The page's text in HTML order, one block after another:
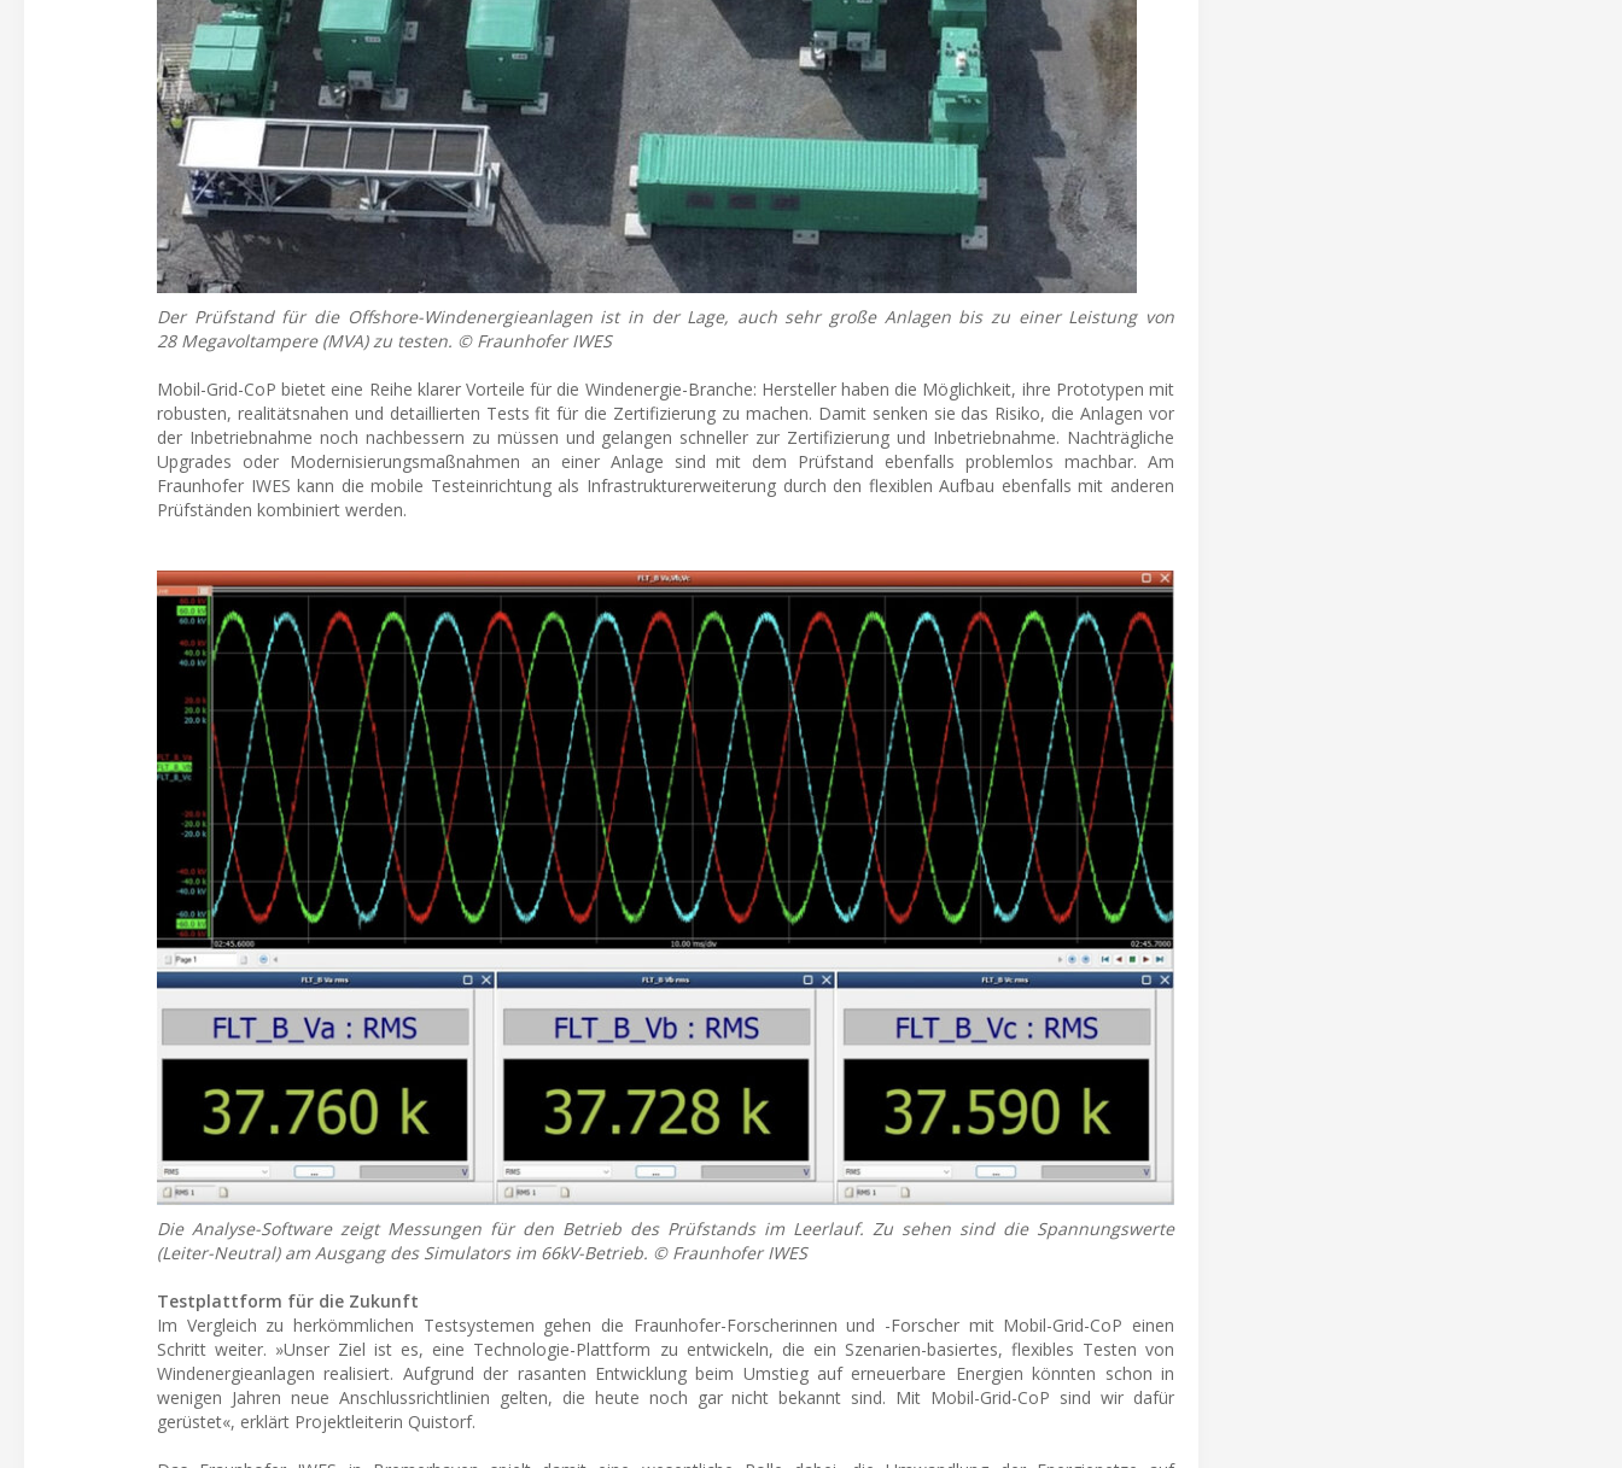
Der Prüfstand für die Offshore-Windenergieanlagen ist in der Lage, auch sehr große Anlagen bis zu einer Leistung von
28 Megavoltampere (MVA) zu testen. © Fraunhofer IWES
Mobil-Grid-CoP bietet eine Reihe klarer Vorteile für die Windenergie-Branche: Hersteller haben die Möglichkeit, ihre Prototypen mit
robusten, realitätsnahen und detaillierten Tests fit für die Zertifizierung zu machen. Damit senken sie das Risiko, die Anlagen vor
der Inbetriebnahme noch nachbessern zu müssen und gelangen schneller zur Zertifizierung und Inbetriebnahme. Nachträgliche
Upgrades oder Modernisierungsmaßnahmen an einer Anlage sind mit dem Prüfstand ebenfalls problemlos machbar. Am
Fraunhofer IWES kann die mobile Testeinrichtung als Infrastrukturerweiterung durch den flexiblen Aufbau ebenfalls mit anderen
Prüfständen kombiniert werden.
Die Analyse-Software zeigt Messungen für den Betrieb des Prüfstands im Leerlauf. Zu sehen sind die Spannungswerte
(Leiter-Neutral) am Ausgang des Simulators im 66kV-Betrieb. © Fraunhofer IWES
Testplattform für die Zukunft
Im Vergleich zu herkömmlichen Testsystemen gehen die Fraunhofer-Forscherinnen und -Forscher mit Mobil-Grid-CoP einen
Schritt weiter. »Unser Ziel ist es, eine Technologie-Plattform zu entwickeln, die ein Szenarien-basiertes, flexibles Testen von
Windenergieanlagen realisiert. Aufgrund der rasanten Entwicklung beim Umstieg auf erneuerbare Energien könnten schon in
wenigen Jahren neue Anschlussrichtlinien gelten, die heute noch gar nicht bekannt sind. Mit Mobil-Grid-CoP sind wir dafür
gerüstet«, erklärt Projektleiterin Quistorf.